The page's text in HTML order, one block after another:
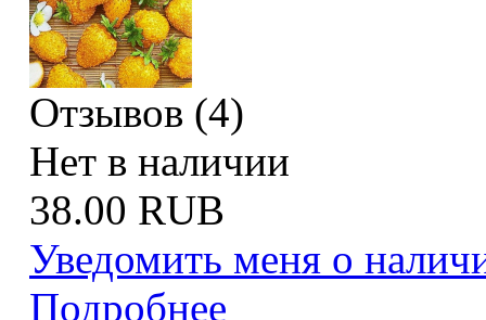
Отзывов (4)
Нет в наличии
38.00 RUB
Уведомить меня о
Подробнее